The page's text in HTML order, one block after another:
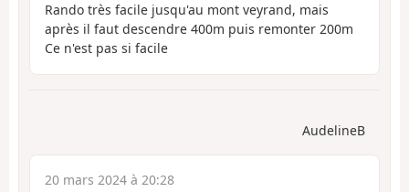
Rando très facile jusqu'au mont veyrand, mais
après il faut descendre 400m puis remonter 200m
Ce n'est pas si facile
AudelineB
20 mars 2024 à 20:28